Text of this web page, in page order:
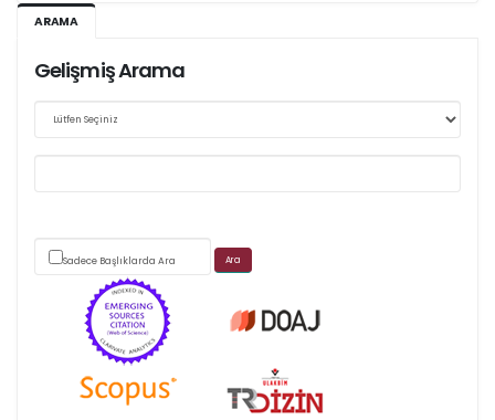
Kasım 2026/IV - 128
Web sitemizde yapılan güncellemeler nedeniyle
Scimago's grade
ARAMA
Gelişmiş Arama
Sadece Başlıklarda Ara